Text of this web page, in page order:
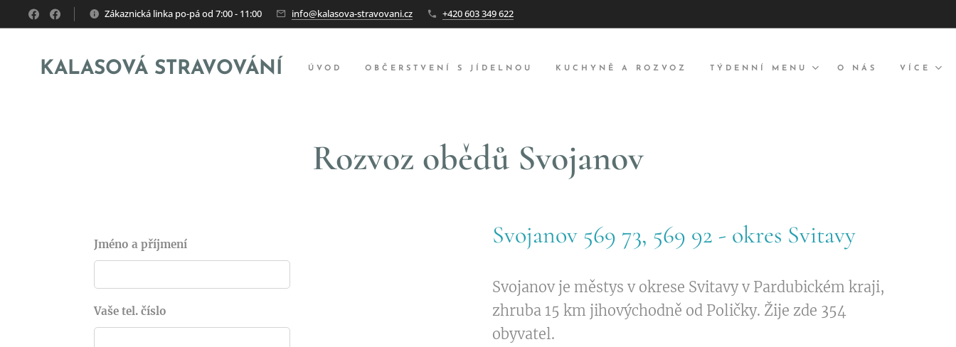
Zákaznická linka po-pá od 7:00 - 11:00 info@kalasova-stravovani.cz +420 603 349 622
KALASOVÁ STRAVOVÁNÍ ÚVOD OBČERSTVENÍ S JÍDELNOU KUCHYNĚ A ROZVOZ TÝDENNÍ MENU O NÁS VÍCE
Rozvoz obědů Svojanov
Jméno a příjmení
Vaše tel. číslo
Svojanov 569 73, 569 92 - okres Svitavy
Svojanov je městys v okrese Svitavy v Pardubickém kraji,
zhruba 15 km jihovýchodně od Poličky. Žije zde 354
obyvatel.